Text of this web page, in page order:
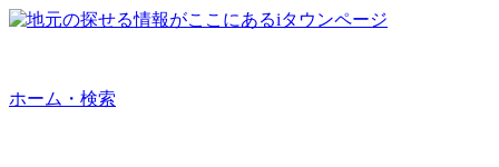
ホーム・検索